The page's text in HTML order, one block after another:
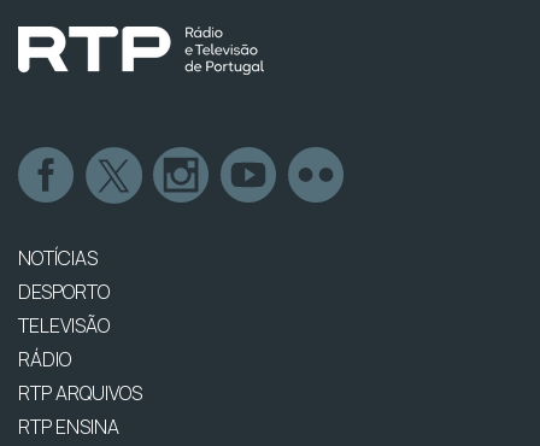
NOTÍCIAS
DESPORTO
TELEVISÃO
RÁDIO
RTP ARQUIVOS
RTP ENSINA